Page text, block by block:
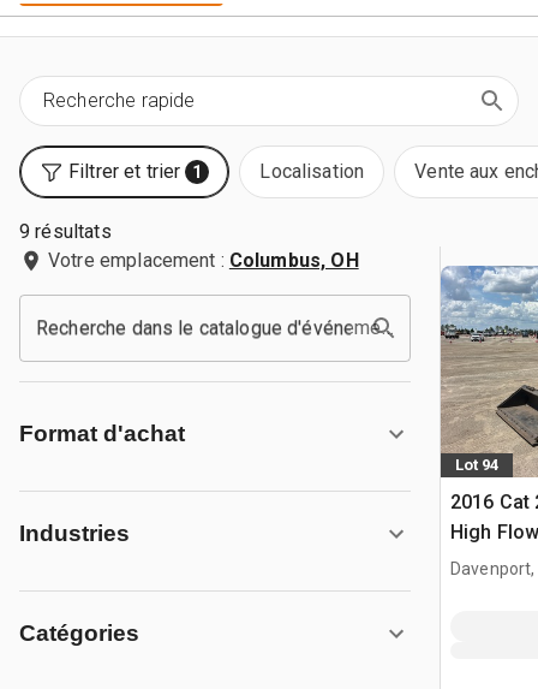
Filtrer et trier 1 Localisation Vente aux
9 résultats
Votre emplacement : Columbus, OH
Recherche dans le catalogue d'événements
Format d'achat
Industries
Catégories
Lot 94
2016 Cat
High
direction
Davenport,